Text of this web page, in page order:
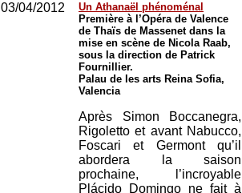
03/04/2012
Un Athanaël phénoménal
Première à l’Opéra de Valence
de Thaïs de Massenet dans la
mise en scène de Nicola Raab,
sous la direction de Patrick
Fournillier.
Palau de les arts Reina Sofia,
Valencia
Après Simon Boccanegra,
Rigoletto et avant Nabucco,
Foscari et Germont qu’il
abordera la saison
prochaine, l’incroyable
Plácido Domingo ne fait à